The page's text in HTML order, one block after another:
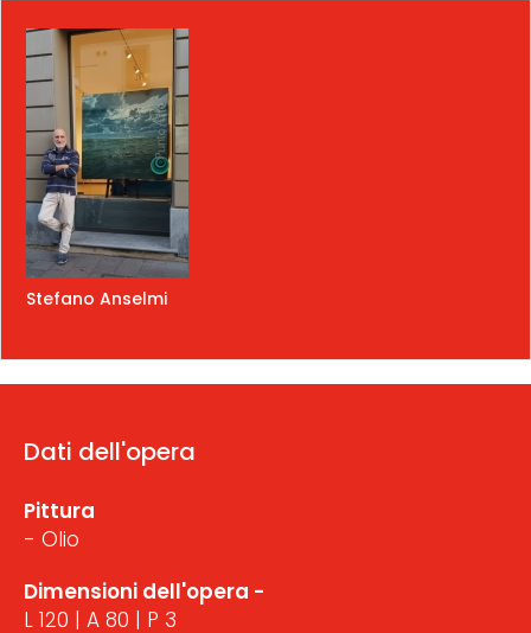
Stefano Anselmi
Dati dell'opera
Pittura
- Olio
Dimensioni dell'opera -
L 120 | A 80 | P 3